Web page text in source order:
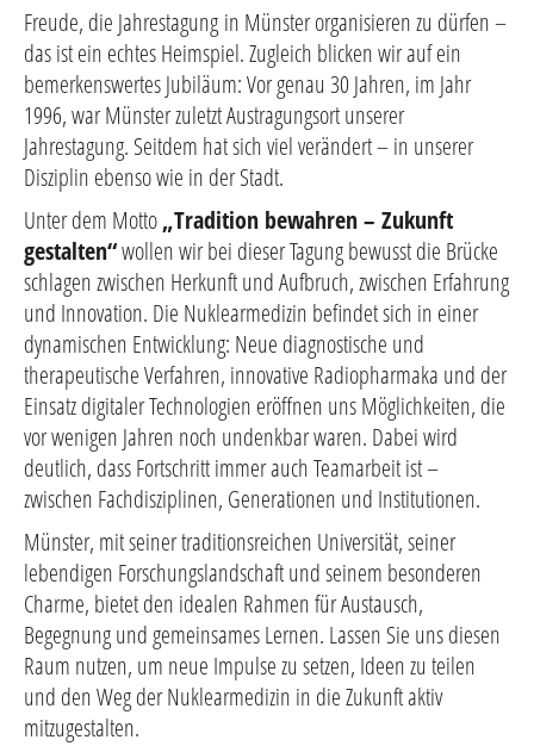
Freude, die Jahrestagung in Münster organisieren zu dürfen –
das ist ein echtes Heimspiel. Zugleich blicken wir auf ein
bemerkenswertes Jubiläum: Vor genau 30 Jahren, im Jahr
1996, war Münster zuletzt Austragungsort unserer
Jahrestagung. Seitdem hat sich viel verändert – in unserer
Disziplin ebenso wie in der Stadt.
Unter dem Motto„Tradition bewahren – Zukunft
gestalten“wollen wir bei dieser Tagung bewusst die Brücke
schlagen zwischen Herkunft und Aufbruch, zwischen Erfahrung
und Innovation. Die Nuklearmedizin befindet sich in einer
dynamischen Entwicklung: Neue diagnostische und
therapeutische Verfahren, innovative Radiopharmaka und der
Einsatz digitaler Technologien eröffnen uns Möglichkeiten, die
vor wenigen Jahren noch undenkbar waren. Dabei wird
deutlich, dass Fortschritt immer auch Teamarbeit ist –
zwischen Fachdisziplinen, Generationen und Institutionen.
Münster, mit seiner traditionsreichen Universität, seiner
lebendigen Forschungslandschaft und seinem besonderen
Charme, bietet den idealen Rahmen für Austausch,
Begegnung und gemeinsames Lernen. Lassen Sie uns diesen
Raum nutzen, um neue Impulse zu setzen, Ideen zu teilen
und den Weg der Nuklearmedizin in die Zukunft aktiv
mitzugestalten.